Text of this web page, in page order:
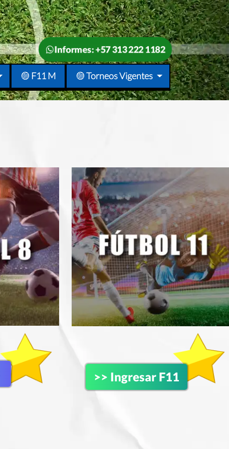
F11 M Torneos Vigentes
Informes: +57 313 222 1182
>> Ingresar F11